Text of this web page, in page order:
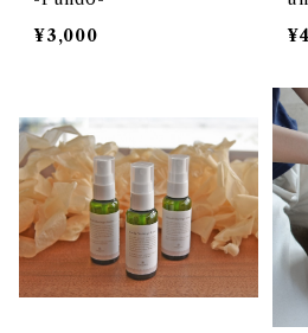
¥3,000